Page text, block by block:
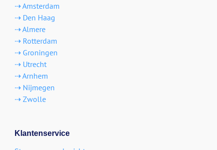
⇢ Amsterdam
⇢ Den Haag
⇢ Almere
⇢ Rotterdam
⇢ Groningen
⇢ Utrecht
⇢ Arnhem
⇢ Nijmegen
⇢ Zwolle
Klantenservice